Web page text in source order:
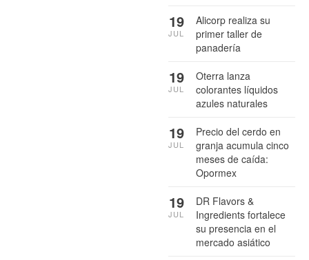
Alicorp realiza su
primer taller de
panadería
19
JUL
Oterra lanza
colorantes líquidos
azules naturales
19
JUL
Precio del cerdo en
granja acumula cinco
meses de caída:
Opormex
19
JUL
DR Flavors &
Ingredients fortalece
su presencia en el
mercado asiático
19
JUL